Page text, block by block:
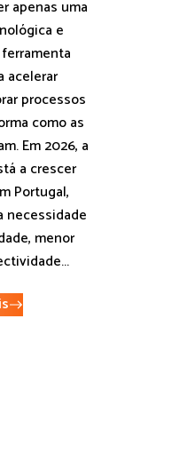
apenas uma
e
acelerar
processos
como as
Em 2026, a
a crescer
Portugal,
necessidade
menor